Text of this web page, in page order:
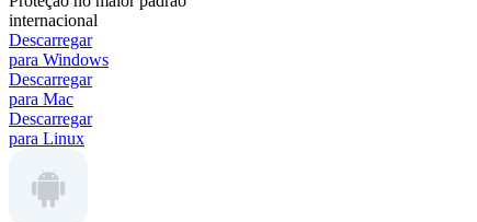
internacional
Descarregar
para Windows
Descarregar
para Mac
Descarregar
para Linux